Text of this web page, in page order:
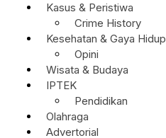
Kasus & Peristiwa
Crime History
Kesehatan & Gaya Hidup
Opini
Wisata & Budaya
IPTEK
Pendidikan
Olahraga
Advertorial